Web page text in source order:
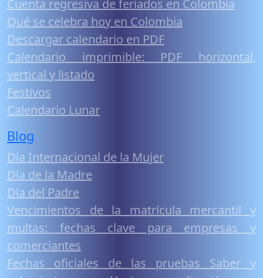
Cuenta regresiva de feriados en Colombia
Qué se celebra hoy en Colombia
Descargar calendario en PDF
Calendario imprimible: PDF horizontal,
vertical y listado
Festivos
Calendario Lunar
Blog
Día Internacional de la Mujer
Día de la Madre
Día del Padre
Vencimientos de la matrícula mercantil y
multas: fechas clave para empresas y
comerciantes
Fechas oficiales de las pruebas Saber y